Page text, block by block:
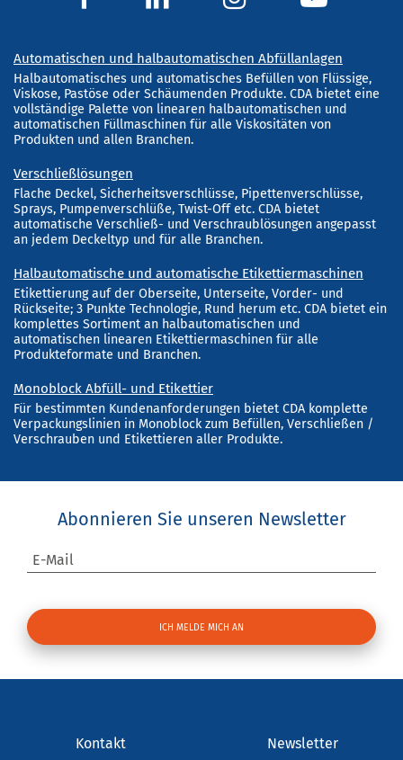
Automatischen und halbautomatischen Abfüllanlagen
Halbautomatisches und automatisches Befüllen von Flüssige,
Viskose, Pastöse oder Schäumenden Produkte. CDA bietet eine
vollständige Palette von linearen halbautomatischen und
automatischen Füllmaschinen für alle Viskositäten von
Produkten und allen Branchen.
Verschließlösungen
Flache Deckel, Sicherheitsverschlüsse, Pipettenverschlüsse,
Sprays, Pumpenverschlüße, Twist-Off etc. CDA bietet
automatische Verschließ- und Verschraublösungen angepasst
an jedem Deckeltyp und für alle Branchen.
Halbautomatische und automatische Etikettiermaschinen
Etikettierung auf der Oberseite, Unterseite, Vorder- und
Rückseite; 3 Punkte Technologie, Rund herum etc. CDA bietet ein
komplettes Sortiment an halbautomatischen und
automatischen linearen Etikettiermaschinen für alle
Produkteformate und Branchen.
Monoblock Abfüll- und Etikettier
Für bestimmten Kundenanforderungen bietet CDA komplette
Verpackungslinien in Monoblock zum Befüllen, Verschließen /
Verschrauben und Etikettieren aller Produkte.
Abonnieren Sie unseren Newsletter
E-Mail
Kontakt Newsletter